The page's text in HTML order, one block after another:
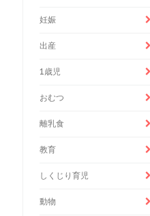
妊娠
出産
1歳児
おむつ
離乳食
教育
しくじり育児
動物